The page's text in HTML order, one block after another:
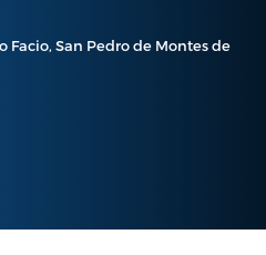
San Pedro de Montes de